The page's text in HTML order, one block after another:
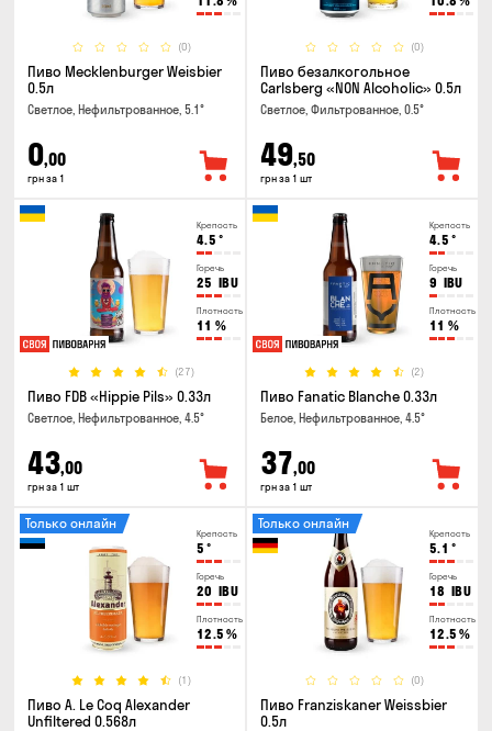
(0)
Пиво Mecklenburger Weisbier
0.5л
Светлое, Нефильтрованное, 5.1°
0,00
грн за 1
(0)
Пиво безалкогольное
Carlsberg «NON Alcoholic» 0.5л
Светлое, Фильтрованное, 0.5°
49,50
грн за 1 шт
Крепость
4.5 °
Горечь
25 IBU
Плотность
11 %
(27)
Пиво FDB «Hippie Pils» 0.33л
Светлое, Нефильтрованное, 4.5°
43,00
грн за 1 шт
Крепость
4.5 °
Горечь
9 IBU
Плотность
11 %
(2)
Пиво Fanatic Blanche 0.33л
Белое, Нефильтрованное, 4.5°
37,00
грн за 1 шт
Крепость
5 °
Горечь
20 IBU
Плотность
12.5 %
(1)
Только онлайн
Пиво A. Le Coq Alexander
Unfiltered 0.568л
Крепость
5.1 °
Горечь
18 IBU
Плотность
12.5 %
(0)
Только онлайн
Пиво Franziskaner Weissbier
0.5л